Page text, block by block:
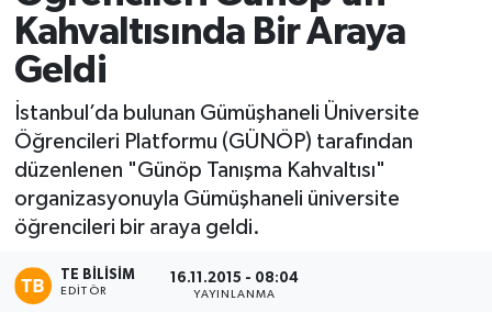
Kahvaltısında Bir Araya
Geldi
İstanbul’da bulunan Gümüşhaneli Üniversite
Öğrencileri Platformu (GÜNÖP) tarafından
düzenlenen "Günöp Tanışma Kahvaltısı"
organizasyonuyla Gümüşhaneli üniversite
öğrencileri bir araya geldi.
TE BILISIM
EDITÖR
16.11.2015 - 08:04
YAYINLANMA
Son Dakika Haberleri
Haber Arşivi